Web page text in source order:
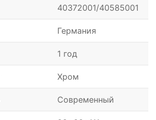
40372001/40585001
Германия
1 год
Хром
Современный